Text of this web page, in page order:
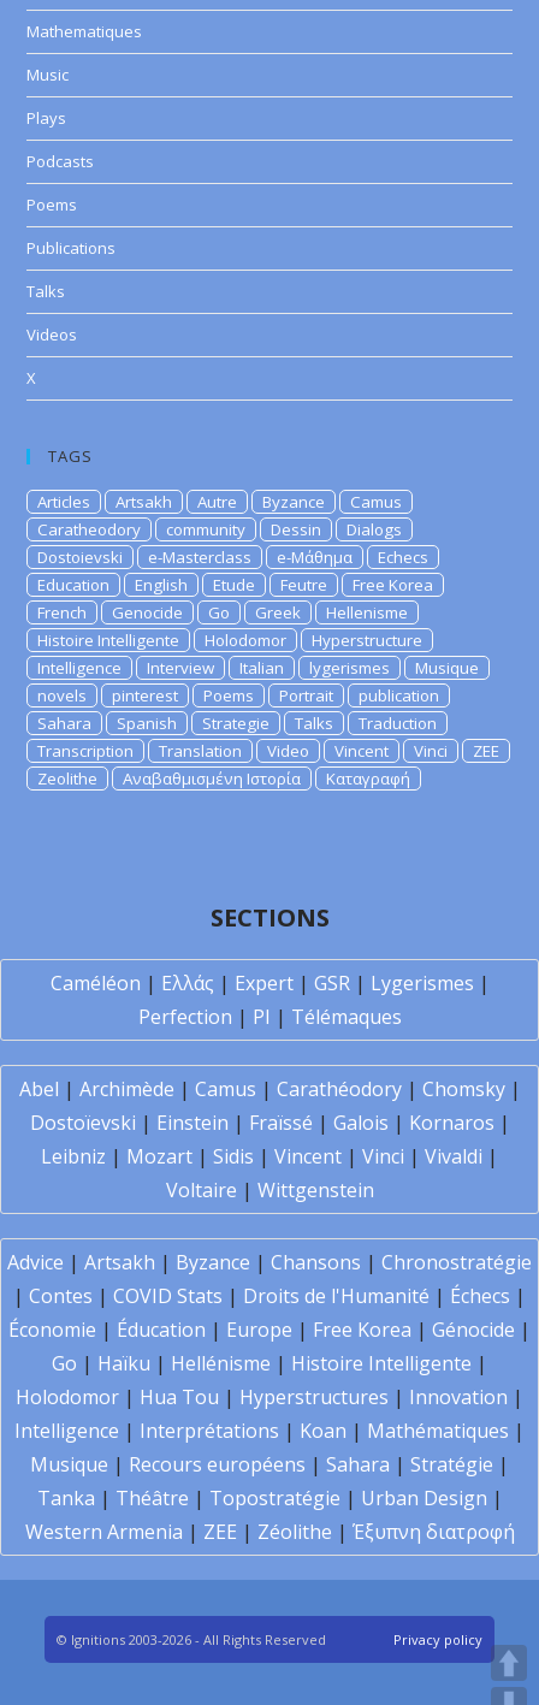
Mathematiques
Music
Plays
Podcasts
Poems
Publications
Talks
Videos
X
TAGS
Articles Artsakh Autre Byzance
Camus
Caratheodory
community Dessin
Dialogs
Dostoievski
e-Masterclass e-Μάθημα
Echecs
Education
English Etude Feutre
Free Korea
French
Genocide Go Greek
Hellenisme
Histoire Intelligente
Holodomor
Hyperstructure
Intelligence
Interview Italian lygerismes
Musique
novels
pinterest Poems Portrait
publication
Sahara
Spanish Strategie Talks
Traduction
Transcription
Translation Video Vincent Vinci
ZEE
Zeolithe
Αναβαθμισμένη Ιστορία Καταγραφή
SECTIONS
Caméléon | Ελλάς | Expert| GSR| Lygerismes |
Perfection | PI | Télémaques
Abel | Archimède | Camus | Carathéodory| Chomsky|
Dostoïevski | Einstein | Fraïssé | Galois | Kornaros |
Leibniz | Mozart | Sidis | Vincent | Vinci | Vivaldi |
Voltaire | Wittgenstein
Advice | Artsakh | Byzance | Chansons | Chronostratégie
| Contes | COVID Stats | Droits de l'Humanité | Échecs |
Économie | Éducation | Europe | Free Korea | Génocide |
Go | Haïku | Hellénisme | Histoire Intelligente |
Holodomor | Hua Tou | Hyperstructures | Innovation |
Intelligence | Interprétations | Koan | Mathématiques |
Musique | Recours européens | Sahara | Stratégie |
Tanka | Théâtre | Topostratégie | Urban Design |
Western Armenia | ZEE | Zéolithe | Έξυπνη διατροφή
© Ignitions 2003-2026 - All Rights Reserved Privacy policy